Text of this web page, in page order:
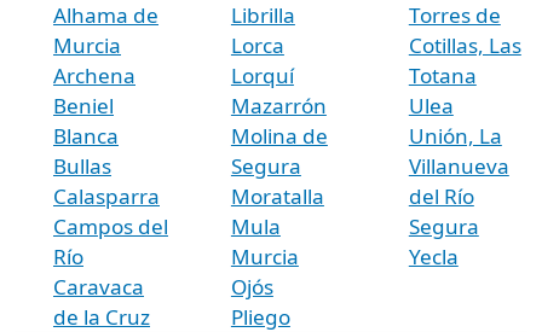
Alhama de
Murcia
Archena
Beniel
Blanca
Bullas
Calasparra
Campos del
Río
Caravaca
de la Cruz
Librilla
Lorca
Lorquí
Mazarrón
Molina de
Segura
Moratalla
Mula
Murcia
Ojós
Pliego
Torres de
Cotillas, Las
Totana
Ulea
Unión, La
Villanueva
del Río
Segura
Yecla